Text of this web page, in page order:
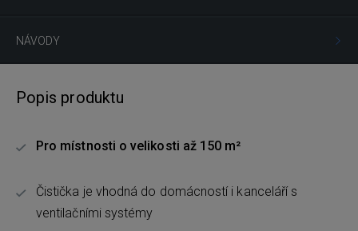
NÁVODY
Popis produktu
Pro místnosti o velikosti až 150 m²
Čistička je vhodná do domácností i kanceláří s
ventilačními systémy